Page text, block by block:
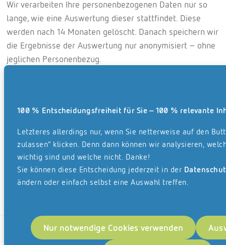
100 % Entscheidungsfreiheit für Sie – 100 % relevante
Letzteres allerdings nur, wenn Sie netterweise auf den
zulassen“ klicken. Denn dann können wir analysieren,
wichtig sind und welche nicht. Danke!
Sie können diese Entscheidung jederzeit in der
ändern oder einfach selbst eine Auswahl treffen.
Nur notwendige Cookies verwenden
Wir verarbeiten Ihre personenbezogenen Daten nur so
lange, wie eine Auswertung dieser stattfindet. Diese
werden nach 14 Monaten gelöscht. Danach speichern wir
die Ergebnisse der Auswertung nur anonymisiert - ohne
jeglichen Personenbezug.
Der Nutzer hat jederzeit die Möglichkeit, der
widersprechen. Im Falle des Eingangs einer
Aufforderung der Löschung von Daten, wird REISSWOLF
alle Daten unverzüglich, spätestens jedoch innerhalb von
15 Tagen nach Erhalt dieser Aufforderung löschen.